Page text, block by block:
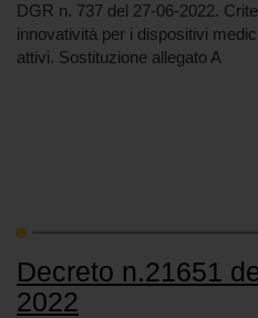
DGR n. 737 del 27-06-2022.
innovatività per i dispositivi
attivi. Sostituzione allegato A
Decreto n.21651
2022